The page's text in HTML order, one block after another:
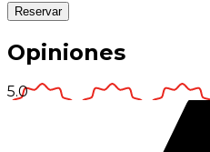
Reservar
Opiniones
5.0